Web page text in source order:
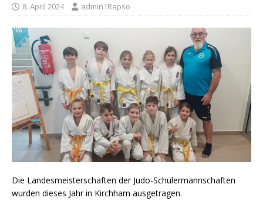
8. April 2024 admin1Rapso
Die Landesmeisterschaften der Judo-Schülermannschaften
wurden dieses Jahr in Kirchham ausgetragen.